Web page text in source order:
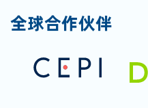
全球合作伙伴